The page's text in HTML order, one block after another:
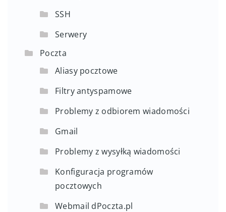
SSH
Serwery
Poczta
Aliasy pocztowe
Filtry antyspamowe
Problemy z odbiorem wiadomości
Gmail
Problemy z wysyłką wiadomości
Konfiguracja programów
pocztowych
Webmail dPoczta.pl